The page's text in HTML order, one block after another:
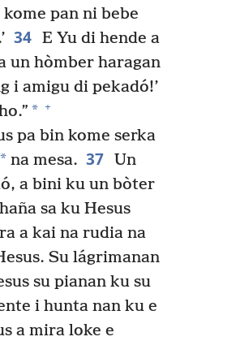
pan ni bebe
34 E Yu di hende a
un hòmber haragan
i amigu di pekadó!’
* +
pa bin kome serka
* na mesa. 37 Un
a bini ku un bòter
sa ku Hesus
a kai na rudia na
Su lágrimanan
su pianan ku su
i hunta nan ku e
a mira loke e